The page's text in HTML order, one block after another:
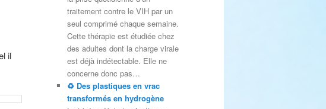
il
traitement contre le VIH par un
seul comprimé chaque semaine.
Cette thérapie est étudiée chez
des adultes dont la charge virale
est déjà indétectable. Elle ne
concerne donc pas…
♻️ Des plastiques en vrac
transformés en hydrogène